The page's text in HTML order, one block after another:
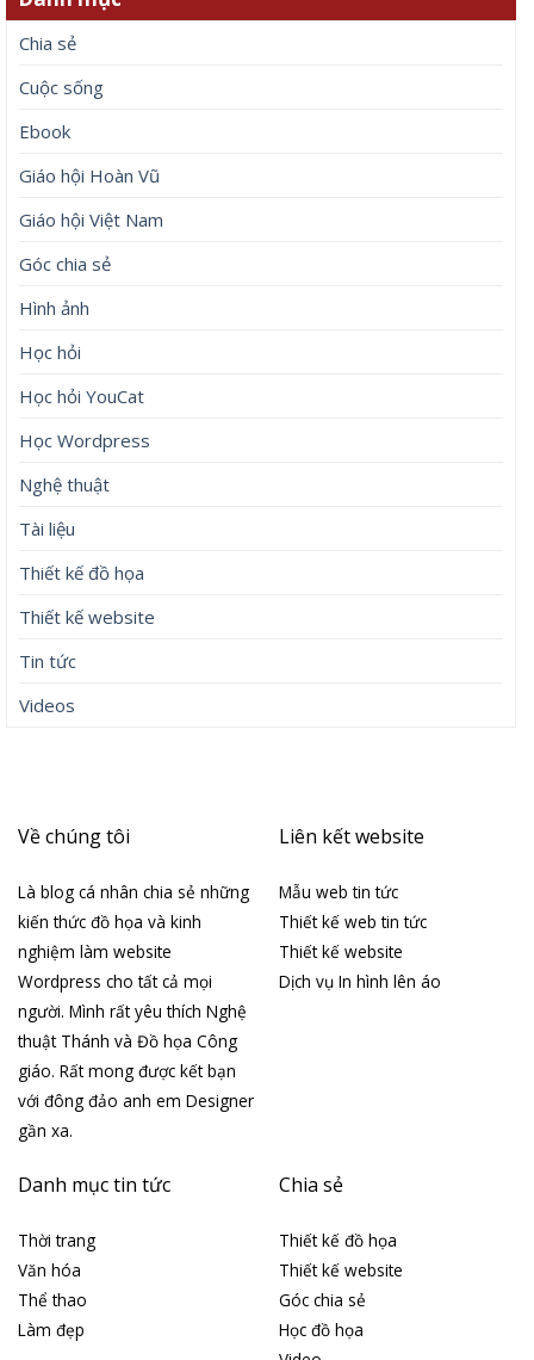
Chia sẻ
Cuộc sống
Ebook
Giáo hội Hoàn Vũ
Giáo hội Việt Nam
Góc chia sẻ
Hình ảnh
Học hỏi
Học hỏi YouCat
Học Wordpress
Nghệ thuật
Tài liệu
Thiết kế đồ họa
Thiết kế website
Tin tức
Videos
Về chúng tôi
Là blog cá nhân chia sẻ những
kiến thức đồ họa và kinh
nghiệm làm website
Wordpress cho tất cả mọi
người. Mình rất yêu thích Nghệ
thuật Thánh và Đồ họa Công
giáo. Rất mong được kết bạn
với đông đảo anh em Designer
gần xa.
Liên kết website
Mẫu web tin tức
Thiết kế web tin tức
Thiết kế website
Dịch vụ In hình lên áo
Danh mục tin tức
Thời trang
Văn hóa
Thể thao
Làm đẹp
Chia sẻ
Thiết kế đồ họa
Thiết kế website
Góc chia sẻ
Học đồ họa